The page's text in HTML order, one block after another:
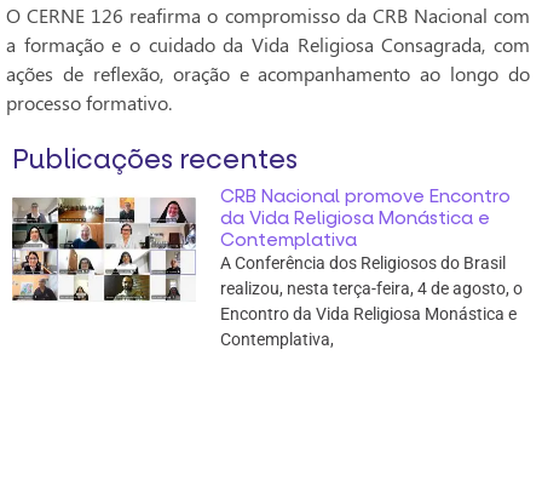
O CERNE 126 reafirma o compromisso da CRB Nacional com
a formação e o cuidado da Vida Religiosa Consagrada, com
ações de reflexão, oração e acompanhamento ao longo do
processo formativo.
Publicações recentes
CRB Nacional promove Encontro
da Vida Religiosa Monástica e
Contemplativa
A Conferência dos Religiosos do Brasil
realizou, nesta terça-feira, 4 de agosto, o
Encontro da Vida Religiosa Monástica e
Contemplativa,